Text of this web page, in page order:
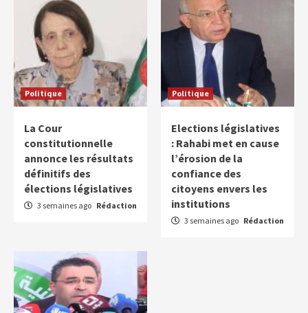
Politique
La Cour
constitutionnelle
annonce les résultats
définitifs des
élections législatives
3 semaines ago Rédaction
Politique
Elections législatives
: Rahabi met en cause
l’érosion de la
confiance des
citoyens envers les
institutions
3 semaines ago Rédaction